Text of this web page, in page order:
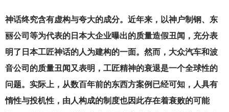
神话终究含有虚构与夸大的成分。近年来，以神户制钢、东
丽公司等为代表的日本大企业曝出的质量造假丑闻，充分表
明了日本工匠神话的人为建构的一面。然而，大众汽车和波
音公司的质量丑闻又表明，工匠精神的衰退是一个全球性的
问题。实际上，从数百年前的东西方案例已经可知，人具有
惰性与投机性，由人构成的制度也因此存在着衰败的可能